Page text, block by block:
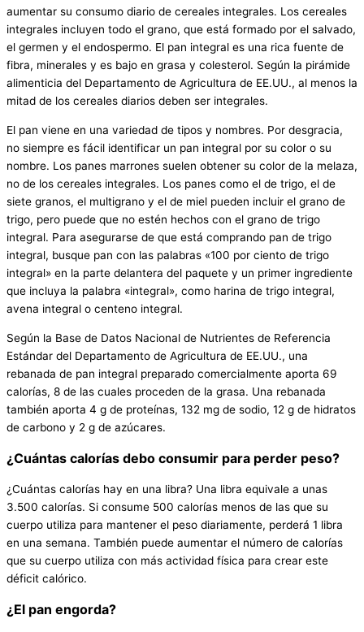
aumentar su consumo diario de cereales integrales. Los cereales
integrales incluyen todo el grano, que está formado por el salvado,
el germen y el endospermo. El pan integral es una rica fuente de
fibra, minerales y es bajo en grasa y colesterol. Según la pirámide
alimenticia del Departamento de Agricultura de EE.UU., al menos la
mitad de los cereales diarios deben ser integrales.
El pan viene en una variedad de tipos y nombres. Por desgracia,
no siempre es fácil identificar un pan integral por su color o su
nombre. Los panes marrones suelen obtener su color de la melaza,
no de los cereales integrales. Los panes como el de trigo, el de
siete granos, el multigrano y el de miel pueden incluir el grano de
trigo, pero puede que no estén hechos con el grano de trigo
integral. Para asegurarse de que está comprando pan de trigo
integral, busque pan con las palabras «100 por ciento de trigo
integral» en la parte delantera del paquete y un primer ingrediente
que incluya la palabra «integral», como harina de trigo integral,
avena integral o centeno integral.
Según la Base de Datos Nacional de Nutrientes de Referencia
Estándar del Departamento de Agricultura de EE.UU., una
rebanada de pan integral preparado comercialmente aporta 69
calorías, 8 de las cuales proceden de la grasa. Una rebanada
también aporta 4 g de proteínas, 132 mg de sodio, 12 g de hidratos
de carbono y 2 g de azúcares.
¿Cuántas calorías debo consumir para perder peso?
¿Cuántas calorías hay en una libra? Una libra equivale a unas
3.500 calorías. Si consume 500 calorías menos de las que su
cuerpo utiliza para mantener el peso diariamente, perderá 1 libra
en una semana. También puede aumentar el número de calorías
que su cuerpo utiliza con más actividad física para crear este
déficit calórico.
¿El pan engorda?